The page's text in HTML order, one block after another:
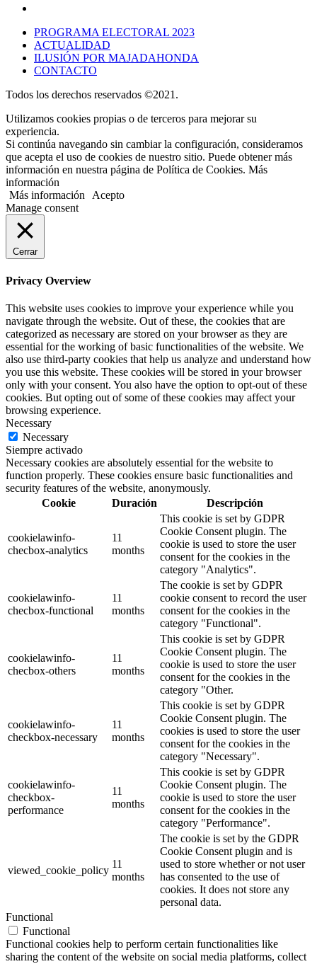
PROGRAMA ELECTORAL 2023
ACTUALIDAD
ILUSIÓN POR MAJADAHONDA
CONTACTO
Todos los derechos reservados ©2021.
Utilizamos cookies propias o de terceros para mejorar su
experiencia.
Si continúa navegando sin cambiar la configuración, consideramos
que acepta el uso de cookies de nuestro sitio. Puede obtener más
información en nuestra página de Política de Cookies. Más
información
Más información
Acepto
Manage consent
Cerrar
Privacy Overview
This website uses cookies to improve your experience while you
navigate through the website. Out of these, the cookies that are
categorized as necessary are stored on your browser as they are
essential for the working of basic functionalities of the website. We
also use third-party cookies that help us analyze and understand how
you use this website. These cookies will be stored in your browser
only with your consent. You also have the option to opt-out of these
cookies. But opting out of some of these cookies may affect your
browsing experience.
Necessary
Necessary
Siempre activado
Necessary cookies are absolutely essential for the website to
function properly. These cookies ensure basic functionalities and
security features of the website, anonymously.
Cookie
Duración Descripción
cookielawinfo-
checbox-analytics
11
months
This cookie is set by GDPR
Cookie Consent plugin. The
cookie is used to store the user
consent for the cookies in the
category "Analytics".
cookielawinfo-
checbox-functional
11
months
The cookie is set by GDPR
cookie consent to record the user
consent for the cookies in the
category "Functional".
cookielawinfo-
checbox-others
11
months
This cookie is set by GDPR
Cookie Consent plugin. The
cookie is used to store the user
consent for the cookies in the
category "Other.
cookielawinfo-
checkbox-necessary
11
months
This cookie is set by GDPR
Cookie Consent plugin. The
cookies is used to store the user
consent for the cookies in the
category "Necessary".
cookielawinfo-
checkbox-
performance
11
months
This cookie is set by GDPR
Cookie Consent plugin. The
cookie is used to store the user
consent for the cookies in the
category "Performance".
viewed_cookie_policy
11
months
The cookie is set by the GDPR
Cookie Consent plugin and is
used to store whether or not user
has consented to the use of
cookies. It does not store any
personal data.
Functional
Functional
Functional cookies help to perform certain functionalities like
sharing the content of the website on social media platforms, collect